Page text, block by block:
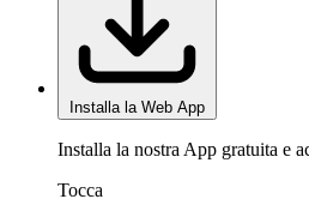
Installa la Web App
Installa la nostra App gratuita e
Tocca